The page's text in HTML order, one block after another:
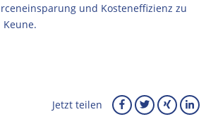
und Kosteneffizienz zu
Keune.
Jetzt teilen